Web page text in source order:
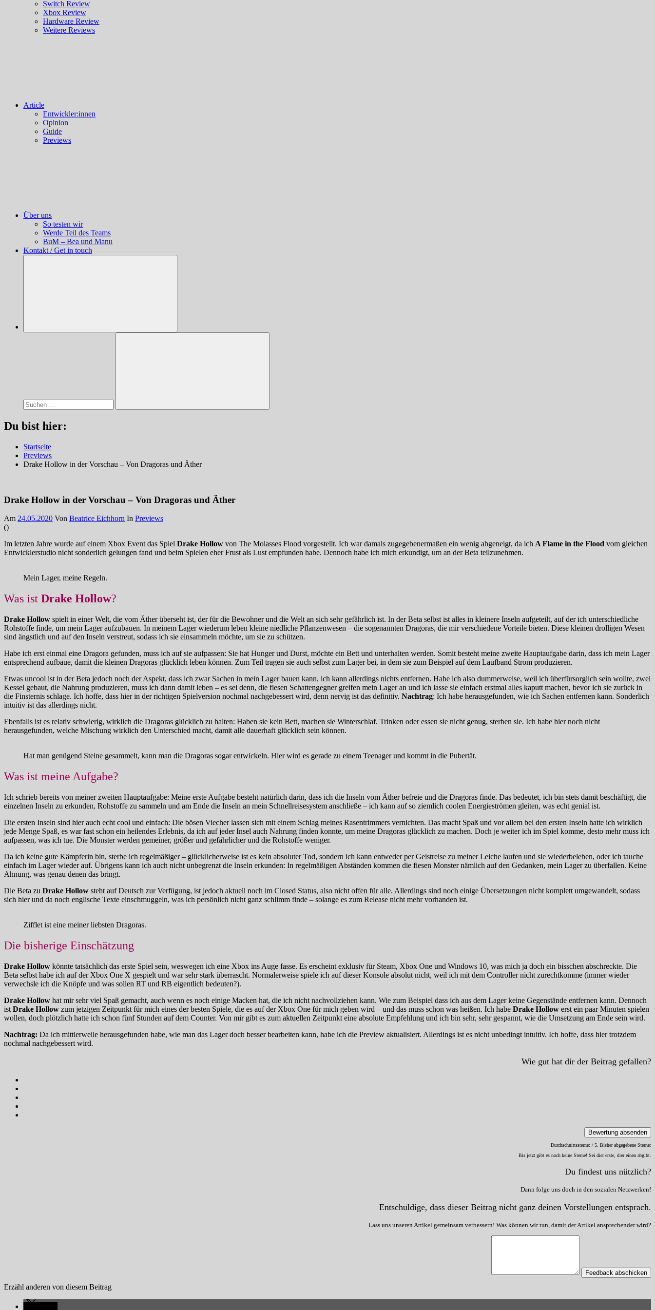
Switch Review
Xbox Review
Hardware Review
Weitere Reviews
Article
Entwickler:innen
Opinion
Guide
Previews
Über uns
So testen wir
Werde Teil des Teams
BuM – Bea und Manu
Kontakt / Get in touch
Suchen
Du bist hier:
Startseite
Previews
Drake Hollow in der Vorschau – Von Dragoras und Äther
Drake Hollow in der Vorschau – Von Dragoras und Äther
Am 24.05.2020 Von Beatrice Eichhorn In Previews
()
Im letzten Jahre wurde auf einem Xbox Event das Spiel Drake Hollow von The Molasses Flood vorgestellt. Ich war damals zugegebenermaßen ein wenig abgeneigt, da ich A Flame in the Flood vom gleichen
Entwicklerstudio nicht sonderlich gelungen fand und beim Spielen eher Frust als Lust empfunden habe. Dennoch habe ich mich erkundigt, um an der Beta teilzunehmen.
Mein Lager, meine Regeln.
Was ist Drake Hollow?
Drake Hollow spielt in einer Welt, die vom Äther überseht ist, der für die Bewohner und die Welt an sich sehr gefährlich ist. In der Beta selbst ist alles in kleinere Inseln aufgeteilt, auf der ich unterschiedliche
Rohstoffe finde, um mein Lager aufzubauen. In meinem Lager wiederum leben kleine niedliche Pflanzenwesen – die sogenannten Dragoras, die mir verschiedene Vorteile bieten. Diese kleinen drolligen Wesen
sind ängstlich und auf den Inseln verstreut, sodass ich sie einsammeln möchte, um sie zu schützen.
Habe ich erst einmal eine Dragora gefunden, muss ich auf sie aufpassen: Sie hat Hunger und Durst, möchte ein Bett und unterhalten werden. Somit besteht meine zweite Hauptaufgabe darin, dass ich mein Lager
entsprechend aufbaue, damit die kleinen Dragoras glücklich leben können. Zum Teil tragen sie auch selbst zum Lager bei, in dem sie zum Beispiel auf dem Laufband Strom produzieren.
Etwas uncool ist in der Beta jedoch noch der Aspekt, dass ich zwar Sachen in mein Lager bauen kann, ich kann allerdings nichts entfernen. Habe ich also dummerweise, weil ich überfürsorglich sein wollte, zwei
Kessel gebaut, die Nahrung produzieren, muss ich dann damit leben – es sei denn, die fiesen Schattengegner greifen mein Lager an und ich lasse sie einfach erstmal alles kaputt machen, bevor ich sie zurück in
die Finsternis schlage. Ich hoffe, dass hier in der richtigen Spielversion nochmal nachgebessert wird, denn nervig ist das definitiv. Nachtrag: Ich habe herausgefunden, wie ich Sachen entfernen kann. Sonderlich
intuitiv ist das allerdings nicht.
Ebenfalls ist es relativ schwierig, wirklich die Dragoras glücklich zu halten: Haben sie kein Bett, machen sie Winterschlaf. Trinken oder essen sie nicht genug, sterben sie. Ich habe hier noch nicht
herausgefunden, welche Mischung wirklich den Unterschied macht, damit alle dauerhaft glücklich sein können.
Hat man genügend Steine gesammelt, kann man die Dragoras sogar entwickeln. Hier wird es gerade zu einem Teenager und kommt in die Pubertät.
Was ist meine Aufgabe?
Ich schrieb bereits von meiner zweiten Hauptaufgabe: Meine erste Aufgabe besteht natürlich darin, dass ich die Inseln vom Äther befreie und die Dragoras finde. Das bedeutet, ich bin stets damit beschäftigt, die
einzelnen Inseln zu erkunden, Rohstoffe zu sammeln und am Ende die Inseln an mein Schnellreisesystem anschließe – ich kann auf so ziemlich coolen Energieströmen gleiten, was echt genial ist.
Die ersten Inseln sind hier auch echt cool und einfach: Die bösen Viecher lassen sich mit einem Schlag meines Rasentrimmers vernichten. Das macht Spaß und vor allem bei den ersten Inseln hatte ich wirklich
jede Menge Spaß, es war fast schon ein heilendes Erlebnis, da ich auf jeder Insel auch Nahrung finden konnte, um meine Dragoras glücklich zu machen. Doch je weiter ich im Spiel komme, desto mehr muss ich
aufpassen, was ich tue. Die Monster werden gemeiner, größer und gefährlicher und die Rohstoffe weniger.
Da ich keine gute Kämpferin bin, sterbe ich regelmäßiger – glücklicherweise ist es kein absoluter Tod, sondern ich kann entweder per Geistreise zu meiner Leiche laufen und sie wiederbeleben, oder ich tauche
einfach im Lager wieder auf. Übrigens kann ich auch nicht unbegrenzt die Inseln erkunden: In regelmäßigen Abständen kommen die fiesen Monster nämlich auf den Gedanken, mein Lager zu überfallen. Keine
Ahnung, was genau denen das bringt.
Die Beta zu Drake Hollow steht auf Deutsch zur Verfügung, ist jedoch aktuell noch im Closed Status, also nicht offen für alle. Allerdings sind noch einige Übersetzungen nicht komplett umgewandelt, sodass
sich hier und da noch englische Texte einschmuggeln, was ich persönlich nicht ganz schlimm finde – solange es zum Release nicht mehr vorhanden ist.
Zifflet ist eine meiner liebsten Dragoras.
Die bisherige Einschätzung
Drake Hollow könnte tatsächlich das erste Spiel sein, weswegen ich eine Xbox ins Auge fasse. Es erscheint exklusiv für Steam, Xbox One und Windows 10, was mich ja doch ein bisschen abschreckte. Die
Beta selbst habe ich auf der Xbox One X gespielt und war sehr stark überrascht. Normalerweise spiele ich auf dieser Konsole absolut nicht, weil ich mit dem Controller nicht zurechtkomme (immer wieder
verwechsle ich die Knöpfe und was sollen RT und RB eigentlich bedeuten?).
Drake Hollow hat mir sehr viel Spaß gemacht, auch wenn es noch einige Macken hat, die ich nicht nachvollziehen kann. Wie zum Beispiel dass ich aus dem Lager keine Gegenstände entfernen kann. Dennoch
ist Drake Hollow zum jetzigen Zeitpunkt für mich eines der besten Spiele, die es auf der Xbox One für mich geben wird – und das muss schon was heißen. Ich habe Drake Hollow erst ein paar Minuten spielen
wollen, doch plötzlich hatte ich schon fünf Stunden auf dem Counter. Von mir gibt es zum aktuellen Zeitpunkt eine absolute Empfehlung und ich bin sehr, sehr gespannt, wie die Umsetzung am Ende sein wird.
Nachtrag: Da ich mittlerweile herausgefunden habe, wie man das Lager doch besser bearbeiten kann, habe ich die Preview aktualisiert. Allerdings ist es nicht unbedingt intuitiv. Ich hoffe, dass hier trotzdem
nochmal nachgebessert wird.
Wie gut hat dir der Beitrag gefallen?
Bewertung absenden
Durchschnittssterne: / 5. Bisher abgegebene Sterne:
Bis jetzt gibt es noch keine Sterne! Sei dier erste, dier einen abgibt.
Du findest uns nützlich?
Dann folge uns doch in den sozialen Netzwerken!
Entschuldige, dass dieser Beitrag nicht ganz deinen Vorstellungen entsprach.
Lass uns unseren Artikel gemeinsam verbessern! Was können wir tun, damit der Artikel ansprechender wird?
Feedback abschicken
Erzähl anderen von diesem Beitrag